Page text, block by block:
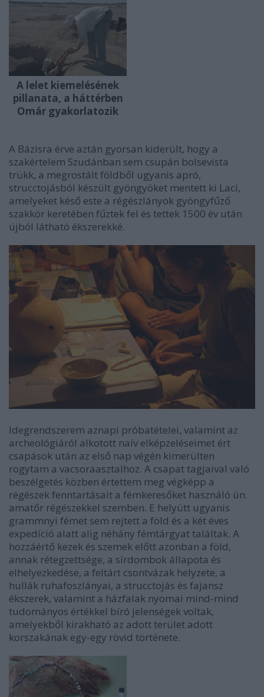
A lelet kiemelésének
pillanata, a háttérben
Omár gyakorlatozik
A Bázisra érve aztán gyorsan kiderült, hogy a
szakértelem Szudánban sem csupán bolsevista
trükk, a megrostált földből ugyanis apró,
strucctojásból készült gyöngyöket mentett ki Laci,
amelyeket késő este a régészlányok gyöngyfűző
szakkör keretében fűztek fel és tettek 1500 év után
újból látható ékszerekké.
Idegrendszerem aznapi próbatételei, valamint az
archeológiáról alkotott naív elképzeléseimet ért
csapások után az első nap végén kimerülten
rogytam a vacsoraasztalhoz. A csapat tagjaival való
beszélgetés közben értettem meg végképp a
régészek fenntartásait a fémkeresőket használó ún.
amatőr régészekkel szemben. E helyütt ugyanis
grammnyi fémet sem rejtett a föld és a két éves
expedíció alatt alig néhány fémtárgyat találtak. A
hozzáértő kezek és szemek előtt azonban a föld,
annak rétegzettsége, a sírdombok állapota és
elhelyezkedése, a feltárt csontvázak helyzete, a
hullák ruhafoszlányai, a strucctojás és fajansz
ékszerek, valamint a házfalak nyomai mind-mind
tudományos értékkel bíró jelenségek voltak,
amelyekből kirakható az adott terület adott
korszakának egy-egy rövid története.